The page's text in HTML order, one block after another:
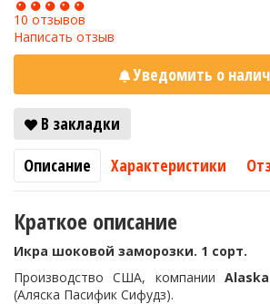
10 отзывов
Написать отзыв
Уведомить о
В закладки
Описание
Характеристики
Краткое описание
Икра шоковой заморозки. 1 сорт.
Производство США, компании
(Аляска Пасифик Сифудз).